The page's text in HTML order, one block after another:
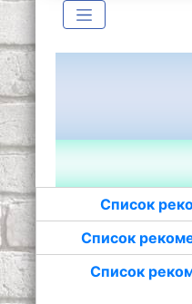
Список
Список
Список